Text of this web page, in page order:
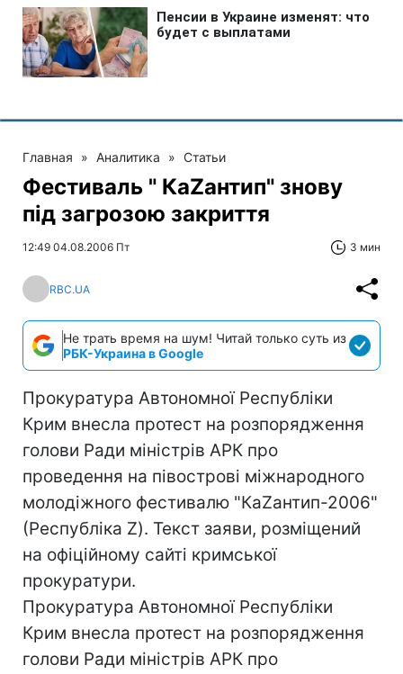
Главная » Аналитика » Статьи
Фестиваль " КаZантип" знову
під загрозою закриття
12:49 04.08.2006 Пт 3 мин
RBC.UA
Не трать время на шум! Читай только суть из
РБК-Украина в Google
Прокуратура Автономної Республіки
Крим внесла протест на розпорядження
голови Ради міністрів АРК про
проведення на півострові міжнародного
молодіжного фестивалю "КаZантип-2006"
(Республіка Z). Текст заяви, розміщений
на офіційному сайті кримської
прокуратури.
Прокуратура Автономної Республіки
Крим внесла протест на розпорядження
голови Ради міністрів АРК про